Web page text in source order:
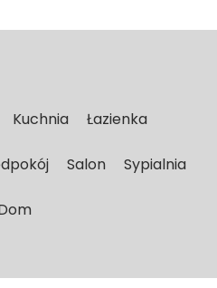
Kuchnia Łazienka
Salon Sypialnia